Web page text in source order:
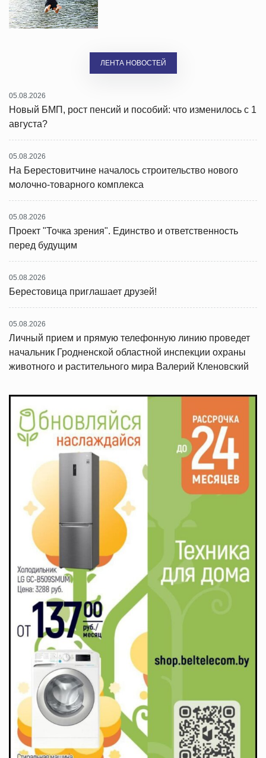
ЛЕНТА НОВОСТЕЙ
05.08.2026
Новый БМП, рост пенсий и пособий: что изменилось с 1
августа?
05.08.2026
На Берестовитчине началось строительство нового
молочно-товарного комплекса
05.08.2026
Проект "Точка зрения". Единство и ответственность
перед будущим
05.08.2026
Берестовица приглашает друзей!
05.08.2026
Личный прием и прямую телефонную линию проведет
начальник Гродненской областной инспекции охраны
животного и растительного мира Валерий Кленовский